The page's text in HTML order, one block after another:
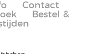
Contact
Bestel &